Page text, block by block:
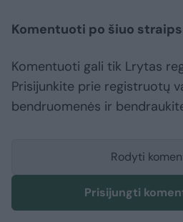
Komentuoti po šiuo
Komentuoti gali tik Lrytas
Prisijunkite prie registruotų
bendruomenės ir
Rodyti
Prisijungti